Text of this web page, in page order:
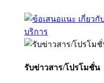
รับข่าวสาร/โปรโมชั่น